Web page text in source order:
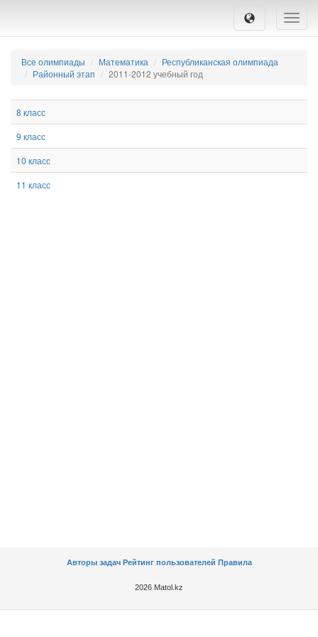
Toggle
Все олимпиады Математика
Республиканская олимпиада
Районный этап
2011-2012 учебный год
8 класс
9 класс
10 класс
11 класс
Авторы задач Рейтинг пользователей Правила
2026 Matol.kz